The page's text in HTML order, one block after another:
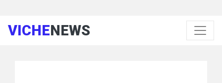
VICHENEWS